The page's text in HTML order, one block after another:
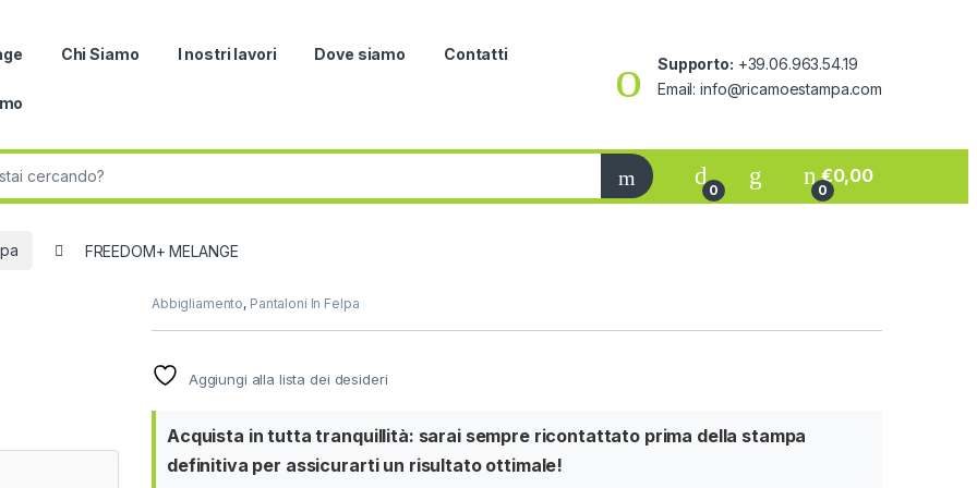
Chi Siamo I nostri lavori Dove siamo Contatti
Supporto: +39.06.963.54.19
Email: info@ricamoestampa.com
0 0
€0,00
FREEDOM+ MELANGE
Abbigliamento, Pantaloni In Felpa
Aggiungi alla lista dei desideri
Acquista in tutta tranquillità: sarai sempre ricontattato prima della stampa
definitiva per assicurarti un risultato ottimale!